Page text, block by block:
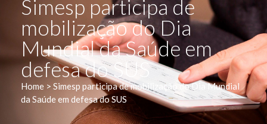
Simesp participa de
mobilização do Dia
Mundial da Saúde em
defesa do SUS
Home > Simesp participa de mobilização do Dia Mundial
da Saúde em defesa do SUS